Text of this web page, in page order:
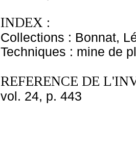
INDEX :
Collections : Bonnat,
Techniques : mine de
REFERENCE DE
vol. 24, p. 443